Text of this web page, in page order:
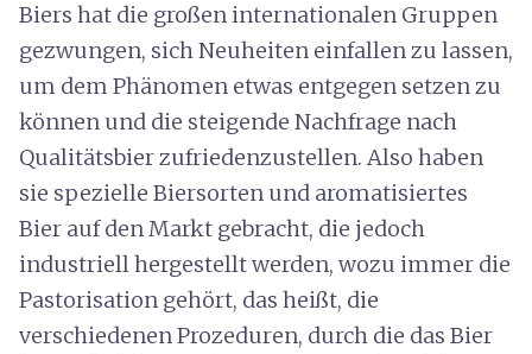
Biers hat die großen internationalen Gruppen
gezwungen, sich Neuheiten einfallen zu lassen,
um dem Phänomen etwas entgegen setzen zu
können und die steigende Nachfrage nach
Qualitätsbier zufriedenzustellen. Also haben
sie spezielle Biersorten und aromatisiertes
Bier auf den Markt gebracht, die jedoch
industriell hergestellt werden, wozu immer die
Pastorisation gehört, das heißt, die
verschiedenen Prozeduren, durch die das Bier